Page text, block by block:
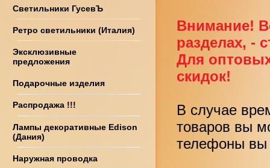
Светильники ГусевЪ
Ретро светильники (Италия)
Эксклюзивные
предложения
Подарочные изделия
Распродажа !!!
Лампы декоративные Edison
(Дания)
Наружная проводка
Внимание!
разделах, -
Для
скидок!
В случае
товаров вы
телефоны вы